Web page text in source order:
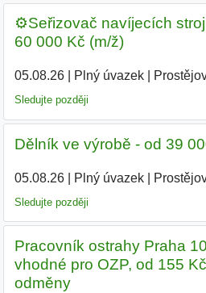
⚙️Seřizovač navíjecích
60 000 Kč (m/ž)
05.08.26| Plný úvazek|
Sledujte později
Dělník ve výrobě - od 39
05.08.26| Plný úvazek|
Sledujte později
Pracovník ostrahy Praha
vhodné pro OZP, od 155
odměny